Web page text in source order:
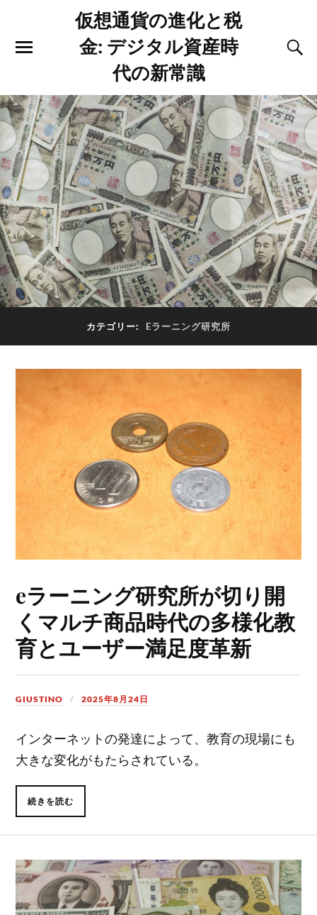
仮想通貨の進化と税
金: デジタル資産時
代の新常識
カテゴリー: Eラーニング研究所
eラーニング研究所が切り開
くマルチ商品時代の多様化教
育とユーザー満足度革新
GIUSTINO 2025年8月24日
インターネットの発達によって、教育の現場にも
大きな変化がもたらされている。
続きを読む